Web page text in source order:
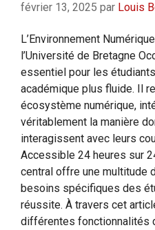
février 13, 2025 par Louis
L’Environnement
l’Université de Bretagne
essentiel pour les
académique plus fluide. Il
écosystème numérique,
véritablement la manière
interagissent avec leurs
Accessible 24 heures sur
central offre une multitude
besoins spécifiques des
réussite. À travers cet
différentes fonctionnalités